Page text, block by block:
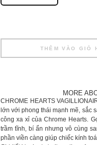
THÊM VÀO GIỎ
MORE
CHROME HEARTS
lớn với phong thái mạnh mẽ, sắc
công xa xỉ của Chrome Hearts.
trầm tĩnh, bí ẩn nhưng vô cùng
phần viền càng giúp chiếc kính